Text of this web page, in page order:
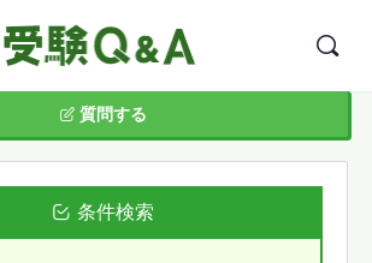
質問する
条件検索